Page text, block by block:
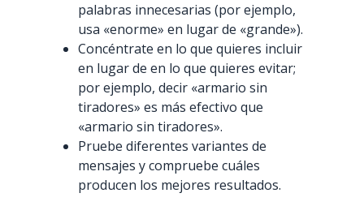
palabras innecesarias (por ejemplo,
usa «enorme» en lugar de «grande»).
Concéntrate en lo que quieres incluir
en lugar de en lo que quieres evitar;
por ejemplo, decir «armario sin
tiradores» es más efectivo que
«armario sin tiradores».
Pruebe diferentes variantes de
mensajes y compruebe cuáles
producen los mejores resultados.